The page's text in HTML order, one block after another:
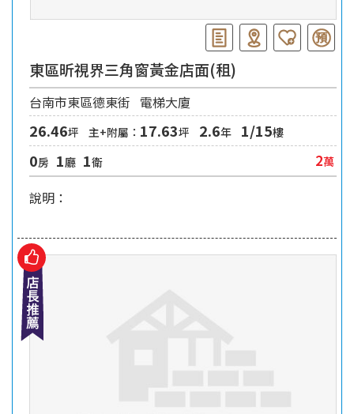
東區昕視界三角窗黃金店面(租)
台南市東區德東街 電梯大廈
26.46坪 主+附屬： 17.63坪 2.6年 1/15樓
0房 1廳 1衛 2萬
說明：